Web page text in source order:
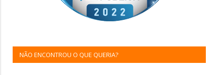
NÃO ENCONTROU O QUE QUERIA?